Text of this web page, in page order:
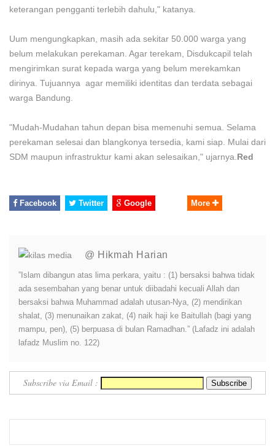
keterangan pengganti terlebih dahulu," katanya.
Uum mengungkapkan, masih ada sekitar 50.000 warga yang
belum melakukan perekaman. Agar terekam, Disdukcapil telah
mengirimkan surat kepada warga yang belum merekamkan
dirinya. Tujuannya agar memiliki identitas dan terdata sebagai
warga Bandung.
"Mudah-Mudahan tahun depan bisa memenuhi semua. Selama
perekaman selesai dan blangkonya tersedia, kami siap. Mulai dari
SDM maupun infrastruktur kami akan selesaikan," ujarnya. Red
Facebook Twitter Google More
@ Hikmah Harian
”Islam dibangun atas lima perkara, yaitu : (1) bersaksi bahwa tidak
ada sesembahan yang benar untuk diibadahi kecuali Allah dan
bersaksi bahwa Muhammad adalah utusan-Nya, (2) mendirikan
shalat, (3) menunaikan zakat, (4) naik haji ke Baitullah (bagi yang
mampu, pen), (5) berpuasa di bulan Ramadhan.” (Lafadz ini adalah
lafadz Muslim no. 122)
Subscribe via Email :